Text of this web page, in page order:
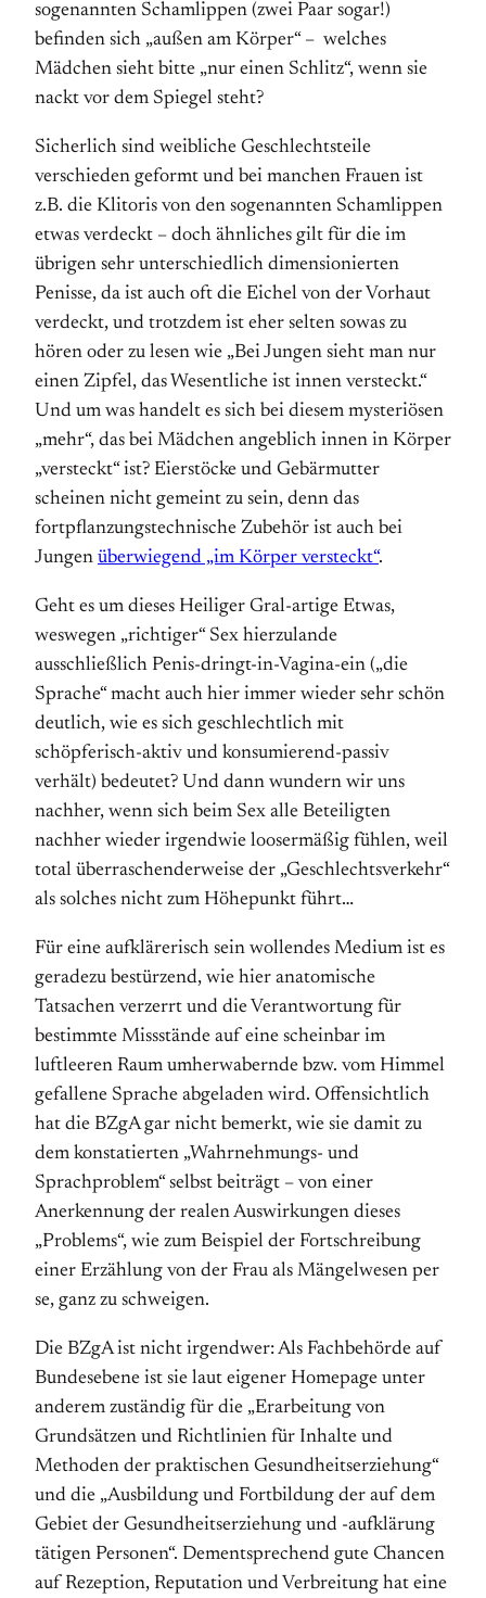
sogenannten Schamlippen (zwei Paar sogar!)
befinden sich „außen am Körper“ – welches
Mädchen sieht bitte „nur einen Schlitz“, wenn sie
nackt vor dem Spiegel steht?
Sicherlich sind weibliche Geschlechtsteile
verschieden geformt und bei manchen Frauen ist
z.B. die Klitoris von den sogenannten Schamlippen
etwas verdeckt – doch ähnliches gilt für die im
übrigen sehr unterschiedlich dimensionierten
Penisse, da ist auch oft die Eichel von der Vorhaut
verdeckt, und trotzdem ist eher selten sowas zu
hören oder zu lesen wie „Bei Jungen sieht man nur
einen Zipfel, das Wesentliche ist innen versteckt.“
Und um was handelt es sich bei diesem mysteriösen
„mehr“, das bei Mädchen angeblich innen in Körper
„versteckt“ ist? Eierstöcke und Gebärmutter
scheinen nicht gemeint zu sein, denn das
fortpflanzungstechnische Zubehör ist auch bei
Jungen überwiegend „im Körper versteckt“.
Geht es um dieses Heiliger Gral-artige Etwas,
weswegen „richtiger“ Sex hier­zu­lande
ausschließlich Penis-dringt-in-Vagina-ein („die
Sprache“ macht auch hier immer wieder sehr schön
deutlich, wie es sich geschlechtlich mit
schöpferisch-aktiv und konsumierend-passiv
verhält) bedeutet? Und dann wundern wir uns
nachher, wenn sich beim Sex alle Beteiligten
nachher wieder irgendwie loosermäßig fühlen, weil
total überraschenderweise der „Geschlechtsverkehr“
als solches nicht zum Höhepunkt führt…
Für eine aufklärerisch sein wollendes Medium ist es
geradezu bestürzend, wie hier anatomische
Tatsachen verzerrt und die Verantwortung für
bestimmte Missstände auf eine scheinbar im
luftleeren Raum umherwabernde bzw. vom Himmel
gefallene Sprache abgeladen wird. Offensichtlich
hat die BZgA gar nicht bemerkt, wie sie damit zu
dem konstatierten „Wahrnehmungs- und
Sprachproblem“ selbst beiträgt – von einer
Anerkennung der realen Auswirkungen dieses
„Problems“, wie zum Beispiel der Fortschreibung
einer Erzählung von der Frau als Mängelwesen per
se, ganz zu schweigen.
Die BZgA ist nicht irgendwer: Als Fachbehörde auf
Bundesebene ist sie laut eigener Homepage unter
anderem zuständig für die „Erarbeitung von
Grundsätzen und Richtlinien für Inhalte und
Methoden der praktischen Ge­sund­heits­erziehung“
und die „Ausbildung und Fortbildung der auf dem
Gebiet der Ge­sund­heits­erziehung und -aufklärung
tätigen Personen“. Dementsprechend gute Chancen
auf Rezeption, Reputation und Verbreitung hat eine